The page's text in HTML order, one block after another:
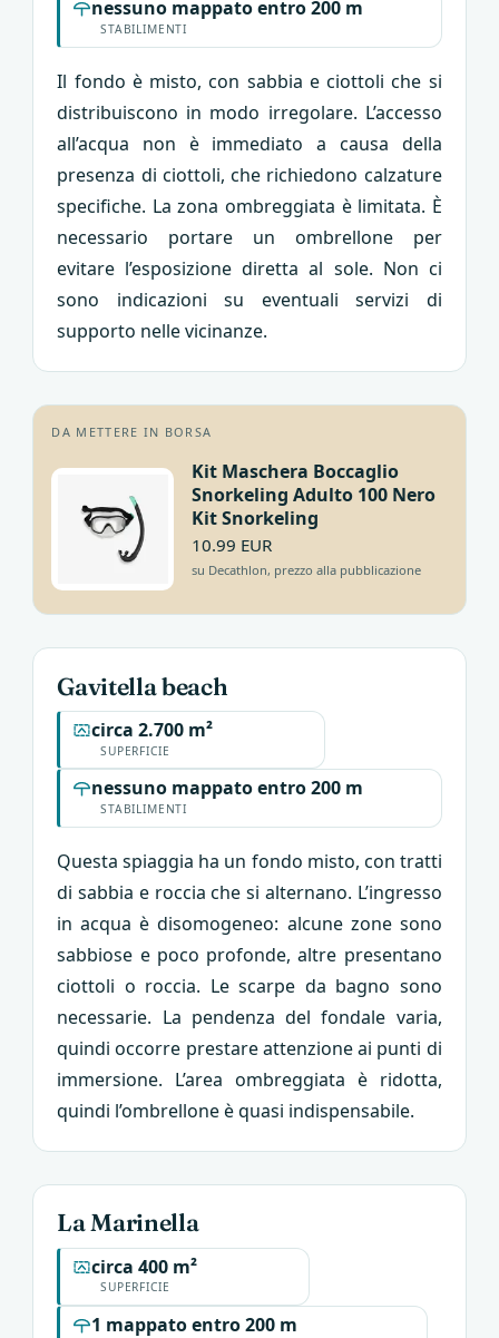
STABILIMENTI
nessuno mappato entro 200 m
Il fondo è misto, con sabbia e ciottoli che si
distribuiscono in modo irregolare. L’accesso
all’acqua non è immediato a causa della
presenza di ciottoli, che richiedono calzature
specifiche. La zona ombreggiata è limitata. È
necessario portare un ombrellone per
evitare l’esposizione diretta al sole. Non ci
sono indicazioni su eventuali servizi di
supporto nelle vicinanze.
DA METTERE IN BORSA
Kit Maschera Boccaglio
Snorkeling Adulto 100 Nero
Kit Snorkeling
10.99 EUR
su Decathlon, prezzo alla pubblicazione
Gavitella beach
SUPERFICIE
circa 2.700 m²
STABILIMENTI
nessuno mappato entro 200 m
Questa spiaggia ha un fondo misto, con tratti
di sabbia e roccia che si alternano. L’ingresso
in acqua è disomogeneo: alcune zone sono
sabbiose e poco profonde, altre presentano
ciottoli o roccia. Le scarpe da bagno sono
necessarie. La pendenza del fondale varia,
quindi occorre prestare attenzione ai punti di
immersione. L’area ombreggiata è ridotta,
quindi l’ombrellone è quasi indispensabile.
La Marinella
SUPERFICIE
circa 400 m²
1 mappato entro 200 m